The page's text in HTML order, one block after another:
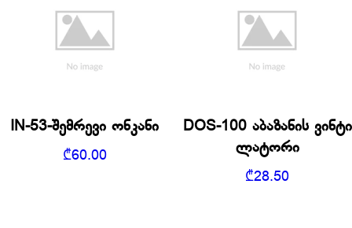
IN-53-შემრევი ონკანი
₾60.00
DOS-100 აბაზანის ვინტი
ლატორი
₾28.50